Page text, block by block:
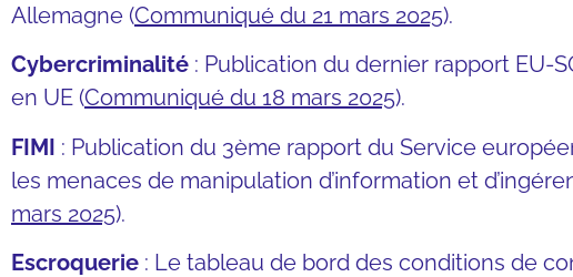
Allemagne (Communiqué du 21 mars 2025).
Cybercriminalité : Publication du dernier rapport EU-
en UE (Communiqué du 18 mars 2025).
FIMI : Publication du 3ème rapport du Service
les menaces de manipulation d’information et
mars 2025).
Escroquerie : Le tableau de bord des conditions de